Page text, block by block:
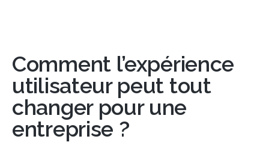
Comment l’expérience
utilisateur peut tout
changer pour une
entreprise ?